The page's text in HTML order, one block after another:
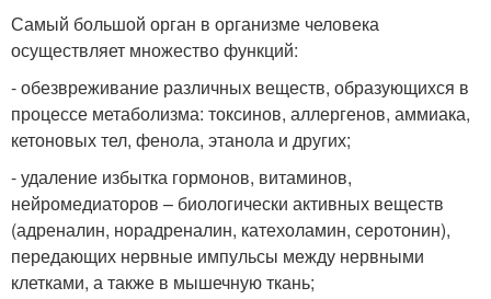
Самый большой орган в организме человека
осуществляет множество функций:
- обезвреживание различных веществ, образующихся в
процессе метаболизма: токсинов, аллергенов, аммиака,
кетоновых тел, фенола, этанола и других;
- удаление избытка гормонов, витаминов,
нейромедиаторов – биологически активных веществ
(адреналин, норадреналин, катехоламин, серотонин),
передающих нервные импульсы между нервными
клетками, а также в мышечную ткань;